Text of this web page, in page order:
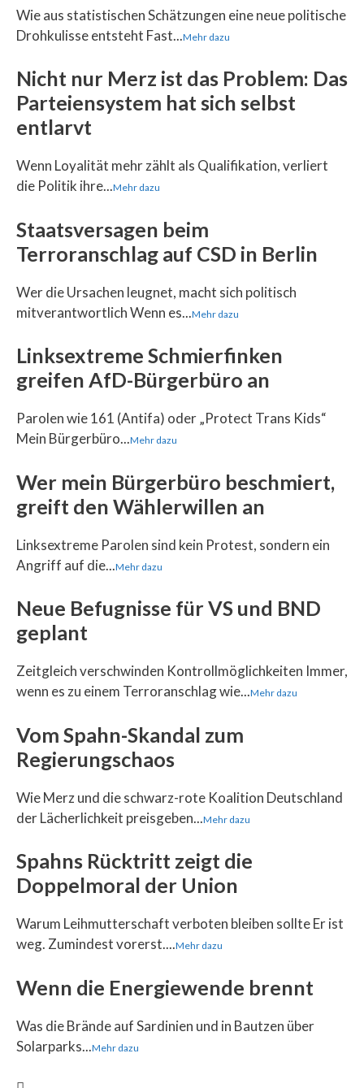
Wie aus statistischen Schätzungen eine neue politische
Drohkulisse entsteht Fast...Mehr dazu
Nicht nur Merz ist das Problem: Das
Parteiensystem hat sich selbst
entlarvt
Wenn Loyalität mehr zählt als Qualifikation, verliert
die Politik ihre...Mehr dazu
Staatsversagen beim
Terroranschlag auf CSD in Berlin
Wer die Ursachen leugnet, macht sich politisch
mitverantwortlich Wenn es...Mehr dazu
Linksextreme Schmierfinken
greifen AfD-Bürgerbüro an
Parolen wie 161 (Antifa) oder „Protect Trans Kids“
Mein Bürgerbüro...Mehr dazu
Wer mein Bürgerbüro beschmiert,
greift den Wählerwillen an
Linksextreme Parolen sind kein Protest, sondern ein
Angriff auf die...Mehr dazu
Neue Befugnisse für VS und BND
geplant
Zeitgleich verschwinden Kontrollmöglichkeiten Immer,
wenn es zu einem Terroranschlag wie...Mehr dazu
Vom Spahn-Skandal zum
Regierungschaos
Wie Merz und die schwarz-rote Koalition Deutschland
der Lächerlichkeit preisgeben...Mehr dazu
Spahns Rücktritt zeigt die
Doppelmoral der Union
Warum Leihmutterschaft verboten bleiben sollte Er ist
weg. Zumindest vorerst....Mehr dazu
Wenn die Energiewende brennt
Was die Brände auf Sardinien und in Bautzen über
Solarparks...Mehr dazu